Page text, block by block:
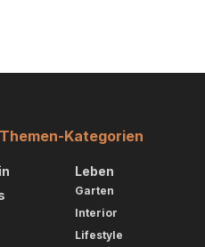
Kategorien
Leben
Garten
Interior
Lifestyle